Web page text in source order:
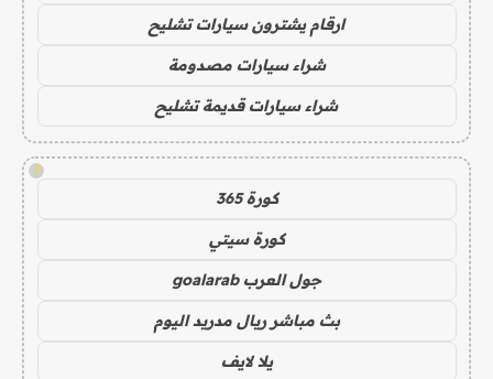
ارقام يشترون سيارات تشليح
شراء سيارات مصدومة
شراء سيارات قديمة تشليح
!
كورة 365
كورة سيتي
جول العرب goalarab
بث مباشر ريال مدريد اليوم
يلا لايف